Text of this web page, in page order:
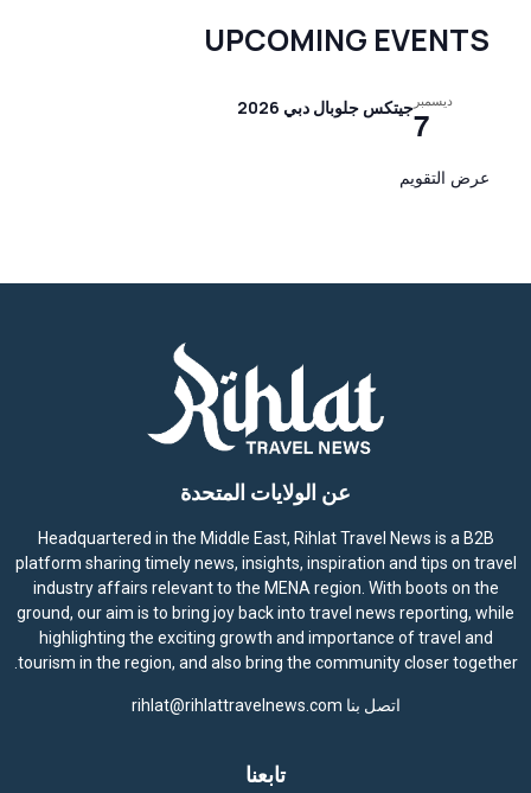
UPCOMING EVENTS
ديسمبر
7جيتكس جلوبال دبي 2026
عرض التقويم
عن الولايات المتحدة
Headquartered in the Middle East, Rihlat Travel News is a B2B
platform sharing timely news, insights, inspiration and tips on travel
industry affairs relevant to the MENA region. With boots on the
ground, our aim is to bring joy back into travel news reporting, while
highlighting the exciting growth and importance of travel and
tourism in the region, and also bring the community closer together.
اتصل بنا rihlat@rihlattravelnews.com
تابعنا